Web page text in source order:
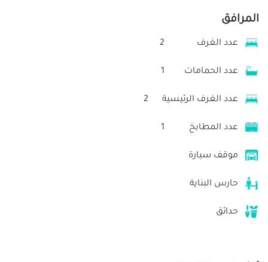
المرافق
عدد الغرف 2
عدد الحمامات 1
عدد الغرف الرئيسية 2
عدد المطابخ 1
موقف سيارة
حارس البناية
حدائق